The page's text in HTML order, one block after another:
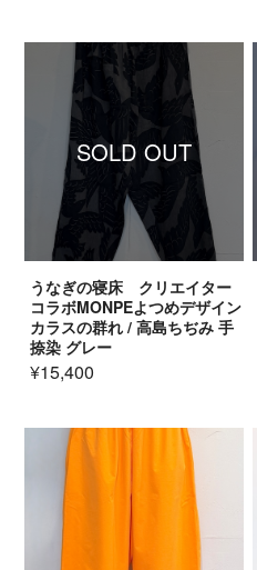
SOLD OUT
うなぎの寝床 クリエイター
コラボMONPEよつめデザイン
カラスの群れ / 高島ちぢみ 手
捺染 グレー
¥15,400